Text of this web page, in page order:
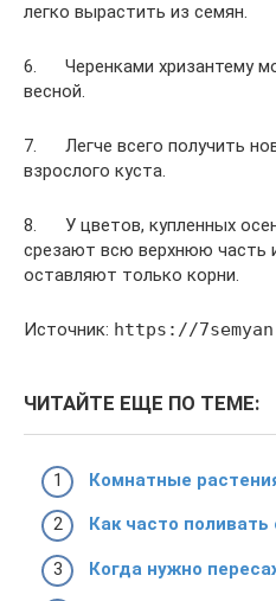
легко вырастить из семян.
6. Черенками хризантему
весной.
7. Легче всего получить
взрослого куста.
8. У цветов, купленных
срезают всю верхнюю часть
оставляют только корни.
Источник: https://
ЧИТАЙТЕ ЕЩЕ ПО ТЕМЕ:
Комнатные
Как часто
Когда нужно